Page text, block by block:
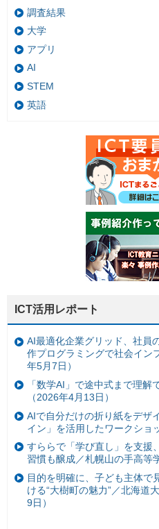
調査結果
大学
アプリ
AI
STEM
英語
ICT活用レポート
AI最適化企業グリッド、社員
作プログラミングで社会イン
年5月7日）
「数学AI」で途中式まで理
（2026年4月13日）
AIで自分だけの折り紙をデザ
イン」を活用したワークショ
すららで「学び直し」を支援
習慣も醸成／札幌山の手高等
目的を明確に、子ども主体
ける“大樹町の魅力”／北海道
9日）